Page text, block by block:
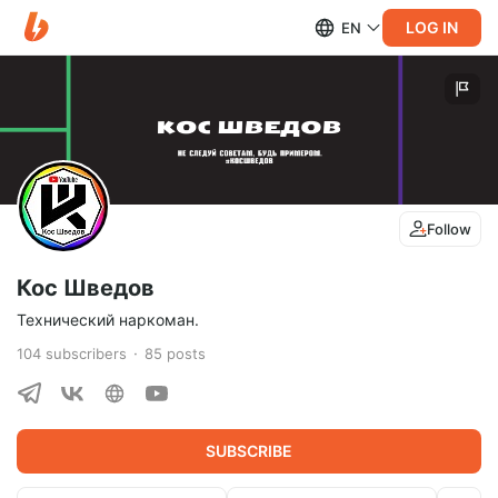
EN LOG IN
Follow
Кос Шведов
Технический наркоман.
104 subscribers 85 posts
SUBSCRIBE